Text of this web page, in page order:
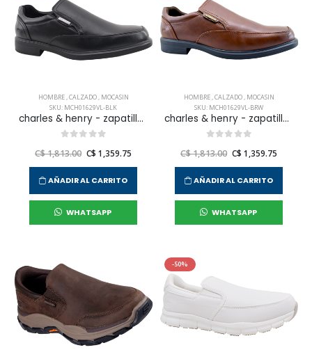
HOMBRE,CALZADO, MOCASIN
SKU: MCH01629VL-BLK
charles & henry - zapatilla mocasin vestir classic town para hombre
C$ 1,813.00 C$ 1,359.75
AÑADIR AL CARRITO
WHATSAPP
HOMBRE,CALZADO, MOCASIN
SKU: MCH01629VL-BRW
charles & henry - zapatilla mocasin vestir classic town para hombre
C$ 1,813.00 C$ 1,359.75
AÑADIR AL CARRITO
WHATSAPP
-50%